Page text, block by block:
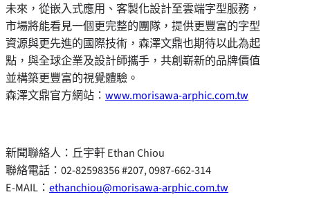
未來，從嵌入式應用、客製化設計至雲端字型服務，
市場將能看見一個更完整的團隊，提供更豐富的字型
資源與更先進的國際技術，森澤文鼎也期待以此為起
點，與全球企業及設計師攜手，共創嶄新的品牌價值
並構築更豐富的視覺體驗。
森澤文鼎官方網站： www.morisawa-arphic.com.tw
新聞聯絡人：丘宇軒 Ethan Chiou
聯絡電話：02-82598356 #207, 0987-662-314
E-MAIL： ethanchiou@morisawa-arphic.com.tw